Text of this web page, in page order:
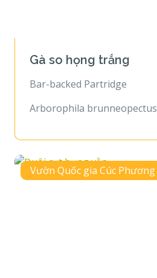
Gà so họng trắng
Bar-backed Partridge
Arborophila brunneopectus
Vườn Quốc gia Cúc Phương